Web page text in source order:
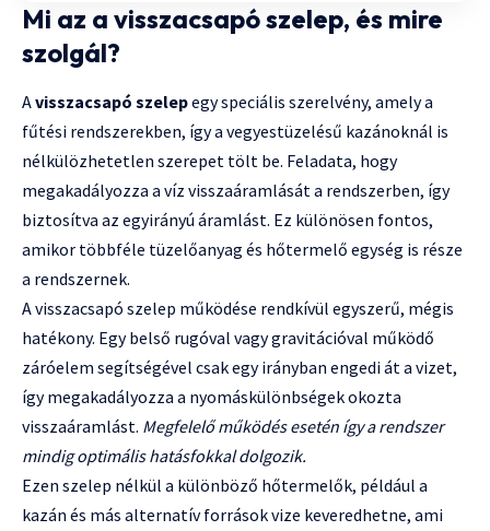
Mi az a visszacsapó szelep, és mire
szolgál?
Avisszacsapó szelepegy speciális szerelvény, amely a
fűtési rendszerekben, így a vegyestüzelésű kazánoknál is
nélkülözhetetlen szerepet tölt be. Feladata, hogy
megakadályozza a víz visszaáramlását a rendszerben, így
biztosítva az egyirányú áramlást. Ez különösen fontos,
amikor többféle tüzelőanyag és hőtermelő egység is része
a rendszernek.
A visszacsapó szelep működése rendkívül egyszerű, mégis
hatékony. Egy belső rugóval vagy gravitációval működő
záróelem segítségével csak egy irányban engedi át a vizet,
így megakadályozza a nyomáskülönbségek okozta
visszaáramlást. Megfelelő működés esetén így a rendszer
mindig optimális hatásfokkal dolgozik.
Ezen szelep nélkül a különböző hőtermelők, például a
kazán és más alternatív források vize keveredhetne, ami